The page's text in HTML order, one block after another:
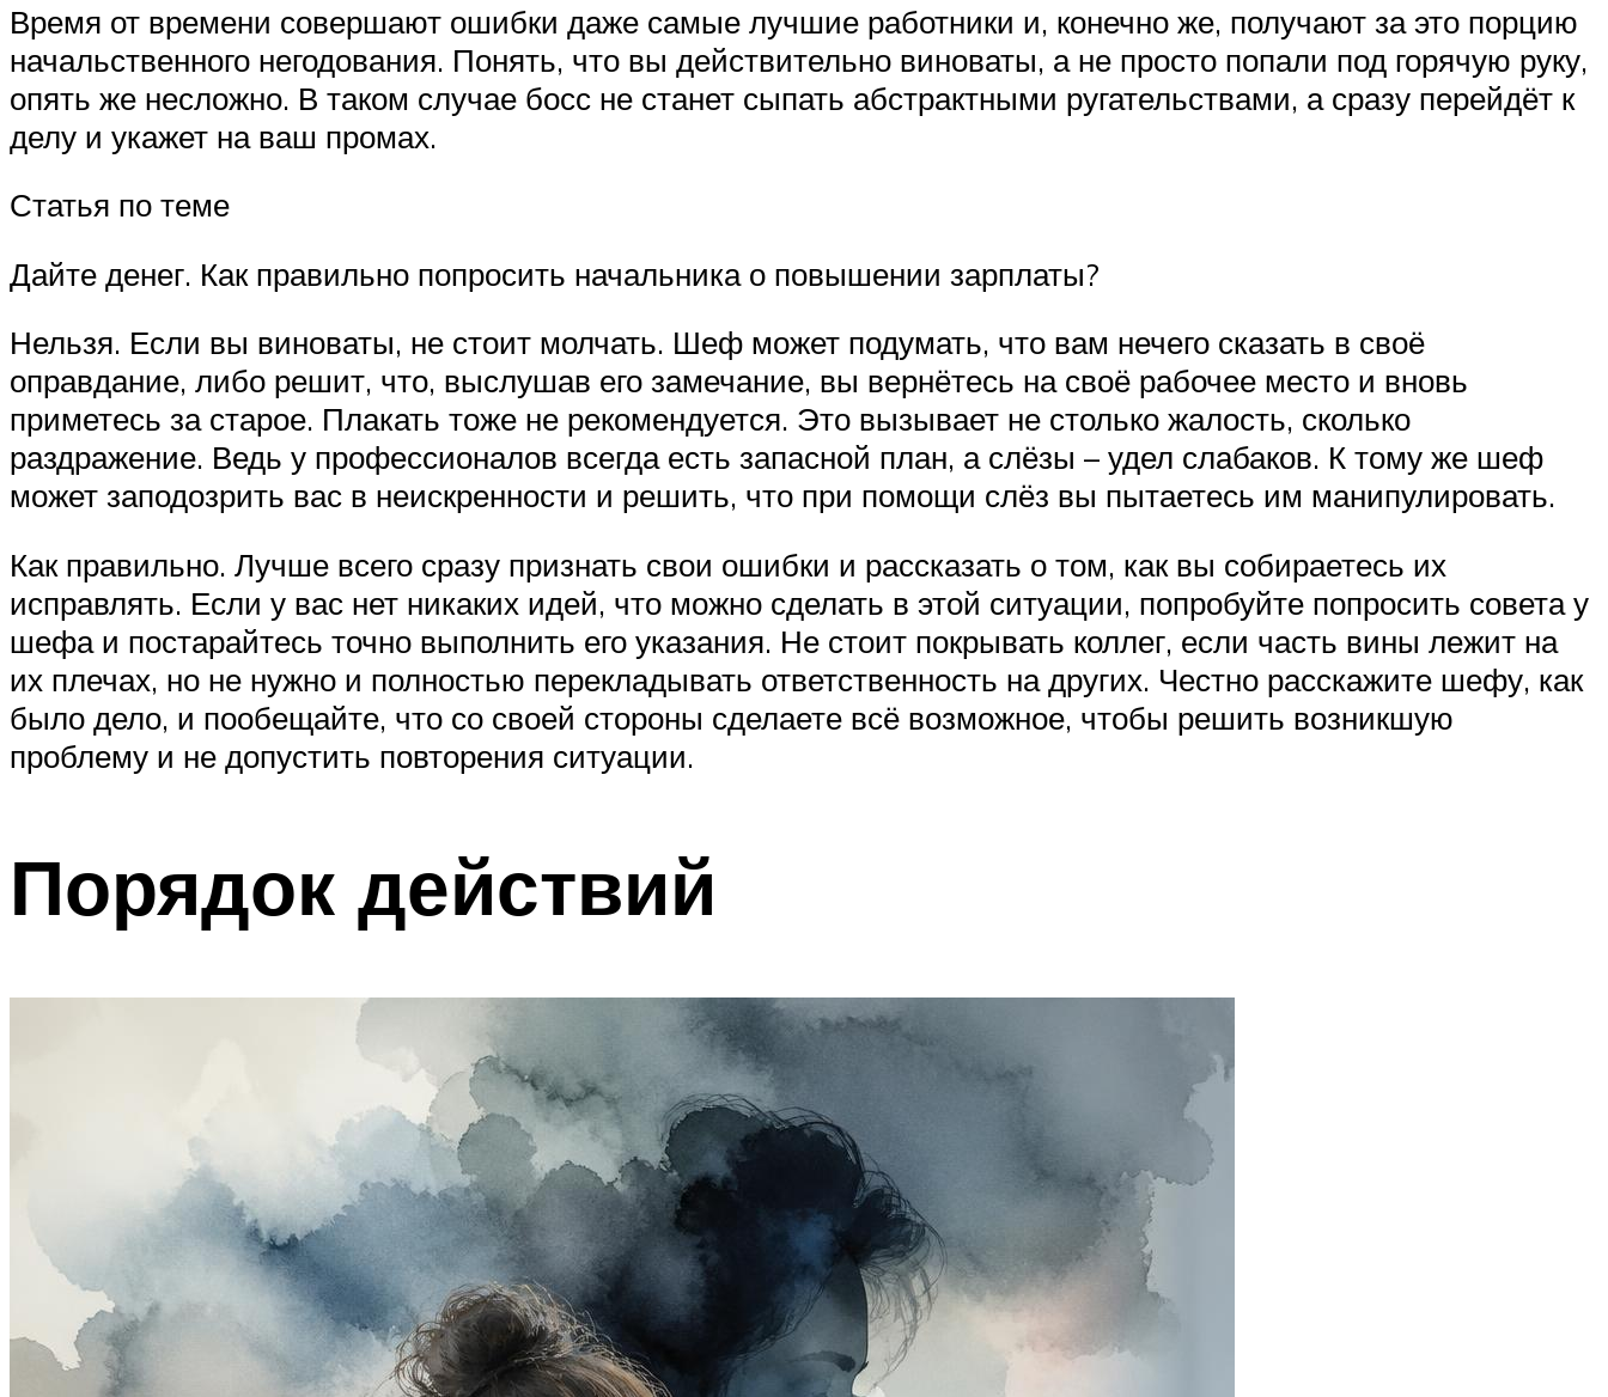
Время от времени совершают ошибки даже самые лучшие работники и, конечно же, получают за это порцию
начальственного негодования. Понять, что вы действительно виноваты, а не просто попали под горячую руку,
опять же несложно. В таком случае босс не станет сыпать абстрактными ругательствами, а сразу перейдёт к
делу и укажет на ваш промах.
Статья по теме
Дайте денег. Как правильно попросить начальника о повышении зарплаты?
Нельзя. Если вы виноваты, не стоит молчать. Шеф может подумать, что вам нечего сказать в своё
оправдание, либо решит, что, выслушав его замечание, вы вернётесь на своё рабочее место и вновь
приметесь за старое. Плакать тоже не рекомендуется. Это вызывает не столько жалость, сколько
раздражение. Ведь у профессионалов всегда есть запасной план, а слёзы – удел слабаков. К тому же шеф
может заподозрить вас в неискренности и решить, что при помощи слёз вы пытаетесь им манипулировать.
Как правильно. Лучше всего сразу признать свои ошибки и рассказать о том, как вы собираетесь их
исправлять. Если у вас нет никаких идей, что можно сделать в этой ситуации, попробуйте попросить совета у
шефа и постарайтесь точно выполнить его указания. Не стоит покрывать коллег, если часть вины лежит на
их плечах, но не нужно и полностью перекладывать ответственность на других. Честно расскажите шефу, как
было дело, и пообещайте, что со своей стороны сделаете всё возможное, чтобы решить возникшую
проблему и не допустить повторения ситуации.
Порядок действий